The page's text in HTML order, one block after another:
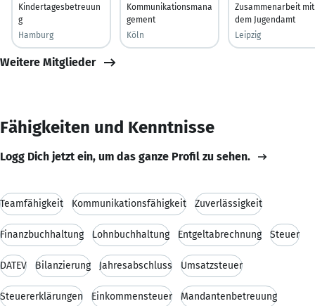
Kindertagesbetreuun
g
Hamburg
Kommunikationsmana
gement
Köln
Zusammenarbeit mit
dem Jugendamt
Leipzig
Weitere Mitglieder
Fähigkeiten und Kenntnisse
Logg Dich jetzt ein, um das ganze Profil zu sehen.
Teamfähigkeit Kommunikationsfähigkeit Zuverlässigkeit
Finanzbuchhaltung Lohnbuchhaltung Entgeltabrechnung Steuer
DATEV Bilanzierung Jahresabschluss Umsatzsteuer
Steuererklärungen Einkommensteuer Mandantenbetreuung